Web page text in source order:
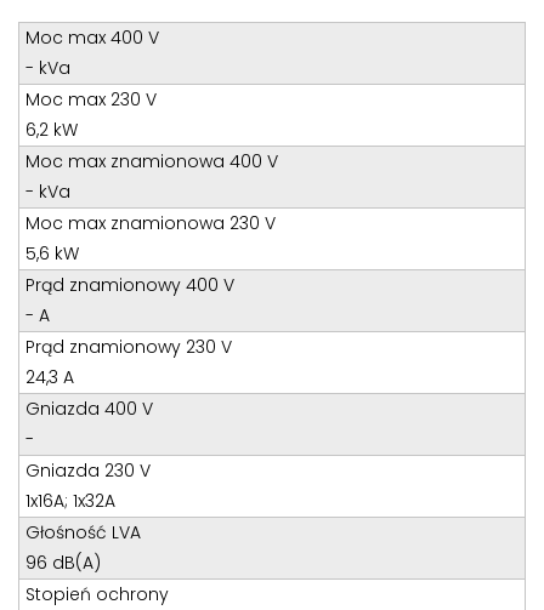
Kom:+48 601 750 464
E-mail:damiankorkus@wobis.pl
Tomasz Bochenek
Teren całego kraju
Specjalista d/s sprzedaż maszyn i urządzeń
Tel: 32 275 32 26 wew. 21
Kom:+48 605 910 179
E-mail:
Moc max 400 V
- kVa
Moc max 230 V
6,2 kW
Moc max znamionowa 400 V
- kVa
Moc max znamionowa 230 V
5,6 kW
Prąd znamionowy 400 V
- A
Prąd znamionowy 230 V
24,3 A
Gniazda 400 V
-
Gniazda 230 V
1x16A; 1x32A
Głośność LVA
96 dB(A)
Stopień ochrony